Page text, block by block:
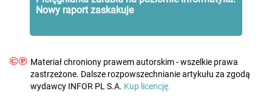
Nowy raport zaskakuje
©℗ Materiał chroniony prawem autorskim - wszelkie prawa
zastrzeżone. Dalsze rozpowszechnianie artykułu za zgodą
wydawcy INFOR PL S.A. Kup licencję.